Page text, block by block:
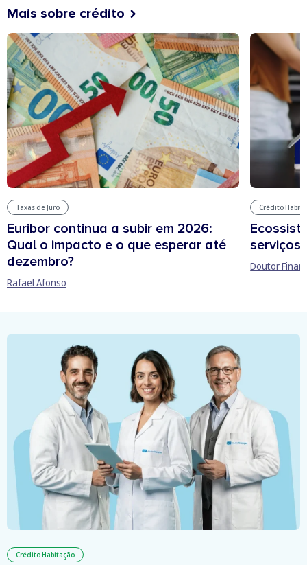
Mais sobre crédito
Taxas de Juro
Euribor continua a subir em 2026:
Qual o impacto e o que esperar até
dezembro?
Rafael Afonso
Crédito
serviços
Doutor
Crédito Habitação